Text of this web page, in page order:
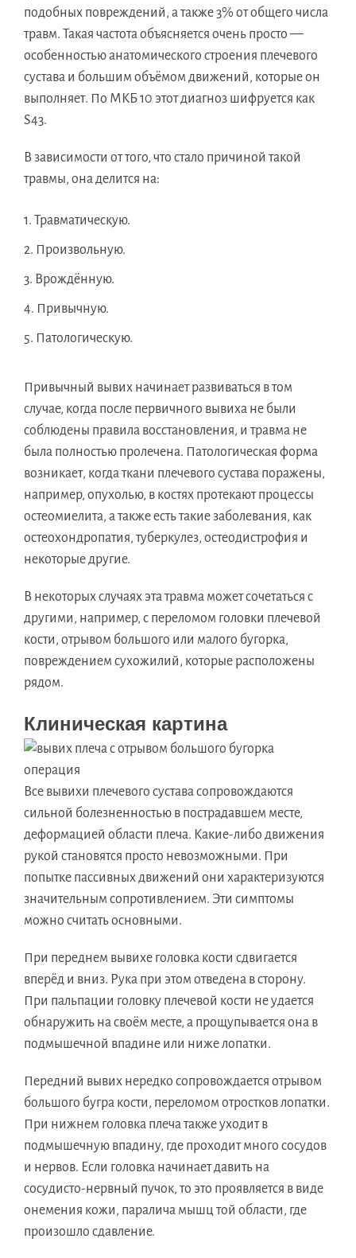
подобных повреждений, а также 3% от общего числа
травм. Такая частота объясняется очень просто —
особенностью анатомического строения плечевого
сустава и большим объёмом движений, которые он
выполняет. По МКБ 10 этот диагноз шифруется как
S43.
В зависимости от того, что стало причиной такой
травмы, она делится на:
Травматическую.
Произвольную.
Врождённую.
Привычную.
Патологическую.
Привычный вывих начинает развиваться в том
случае, когда после первичного вывиха не были
соблюдены правила восстановления, и травма не
была полностью пролечена. Патологическая форма
возникает, когда ткани плечевого сустава поражены,
например, опухолью, в костях протекают процессы
остеомиелита, а также есть такие заболевания, как
остеохондропатия, туберкулез, остеодистрофия и
некоторые другие.
В некоторых случаях эта травма может сочетаться с
другими, например, с переломом головки плечевой
кости, отрывом большого или малого бугорка,
повреждением сухожилий, которые расположены
рядом.
Клиническая картина
Все вывихи плечевого сустава сопровождаются
сильной болезненностью в пострадавшем месте,
деформацией области плеча. Какие-либо движения
рукой становятся просто невозможными. При
попытке пассивных движений они характеризуются
значительным сопротивлением. Эти симптомы
можно считать основными.
При переднем вывихе головка кости сдвигается
вперёд и вниз. Рука при этом отведена в сторону.
При пальпации головку плечевой кости не удается
обнаружить на своём месте, а прощупывается она в
подмышечной впадине или ниже лопатки.
Передний вывих нередко сопровождается отрывом
большого бугра кости, переломом отростков лопатки.
При нижнем головка плеча также уходит в
подмышечную впадину, где проходит много сосудов
и нервов. Если головка начинает давить на
сосудисто-нервный пучок, то это проявляется в виде
онемения кожи, паралича мышц той области, где
произошло сдавление.